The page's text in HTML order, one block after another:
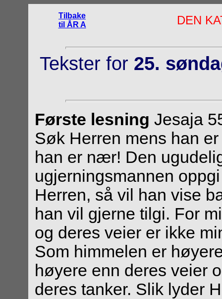
Tilbake
til ÅR A
DEN
Tekster for 25.
Første lesning Jesaja
Søk Herren mens han
han er nær! Den
ugjerningsmannen
Herren, så vil han vise
han vil gjerne tilgi. For
og deres veier er ikke
Som himmelen er
høyere enn deres veier
deres tanker. Slik lyder